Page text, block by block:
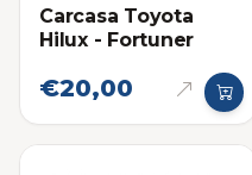
Carcasa Toyota
Hilux - Fortuner
€20,00